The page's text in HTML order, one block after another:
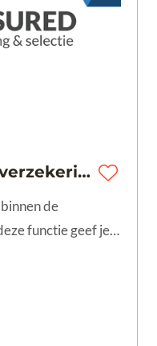
Manager Inkomensverzekeringen | 32-40 uur | Noord-Holland
de
functie geef je
je aan
je bij aan een
klanten en